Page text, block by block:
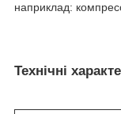
наприклад:
Технічні